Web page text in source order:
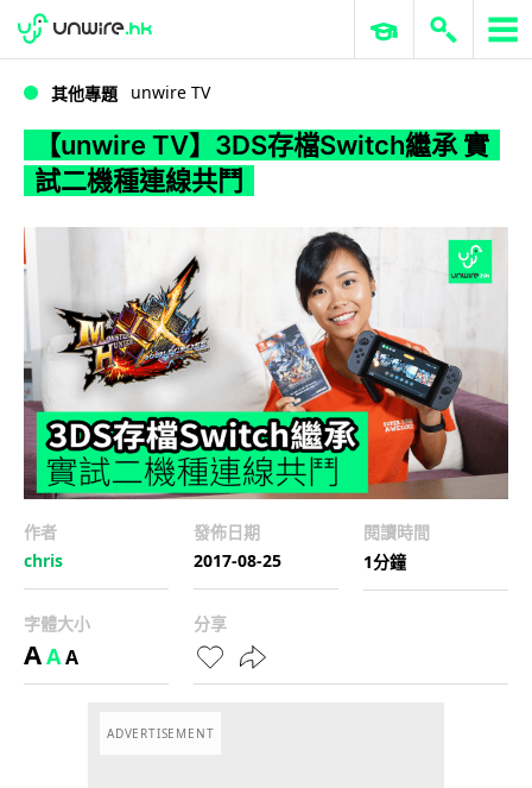
WWDC 2026 ERP 與商業 AI
其他專題 unwire TV
【unwire TV】3DS存檔Switch繼承 實
試二機種連線共鬥
作者
chris
發佈日期
2017-08-25
閱讀時間
1分鐘
字體大小
AAA
分享
ADVERTISEMENT